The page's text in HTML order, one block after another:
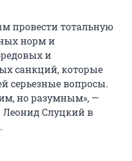
провести тотальную
норм и
и
санкций, которые
серьезные вопросы.
но разумным», —
Леонид Слуцкий в